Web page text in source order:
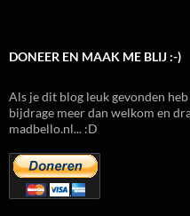
DONEER EN MAAK ME BLIJ :-)
Als je dit blog leuk gevonden
bijdrage meer dan welkom en
madbello.nl... :D